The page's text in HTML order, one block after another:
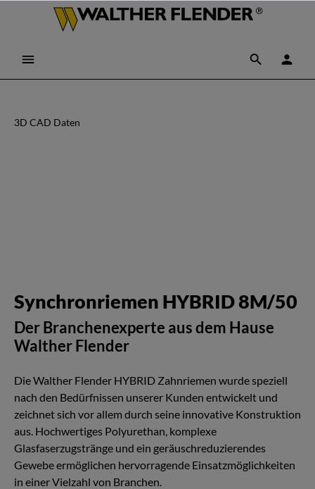
3D CAD Daten
Synchronriemen HYBRID 8M/50
Der Branchenexperte aus dem Hause
Walther Flender
Die Walther Flender HYBRID Zahnriemen wurde speziell
nach den Bedürfnissen unserer Kunden entwickelt und
zeichnet sich vor allem durch seine innovative Konstruktion
aus. Hochwertiges Polyurethan, komplexe
Glasfaserzugstränge und ein geräuschreduzierendes
Gewebe ermöglichen hervorragende Einsatzmöglichkeiten
in einer Vielzahl von Branchen.